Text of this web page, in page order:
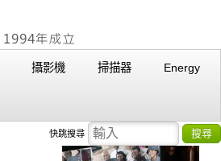
攝影機 掃描器 Energy
快跳搜尋 搜尋